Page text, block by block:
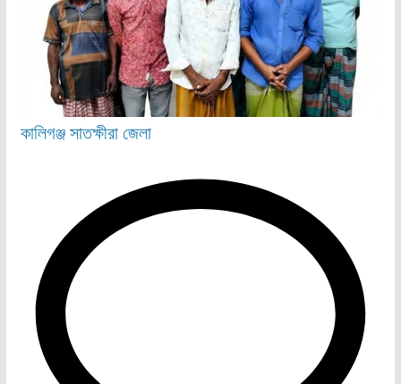
কালিগঞ্জসাতক্ষীরা জেলা